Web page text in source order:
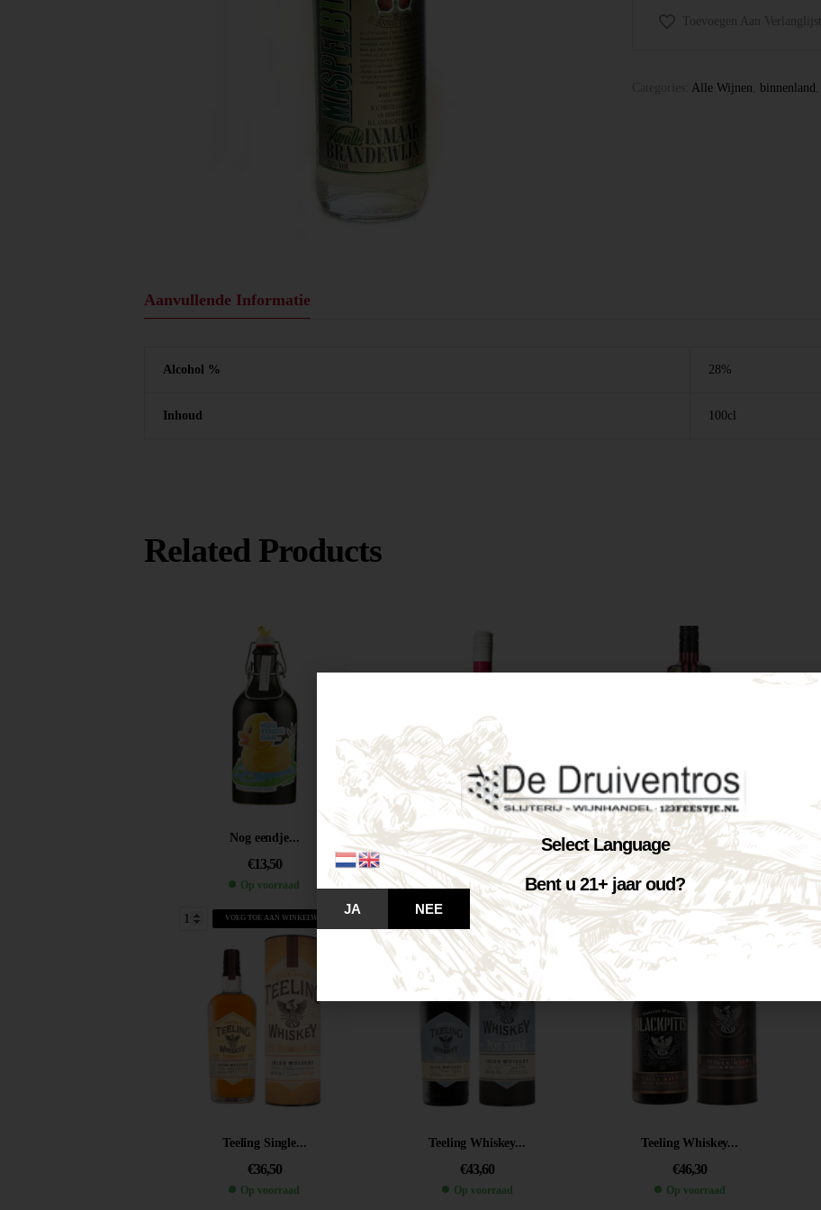
Toevoegen Aan Verlanglijst
Alle Wijnen binnenland
Aanvullende Informatie
Alcohol % 28%
Inhoud 100cl
Related Products
Nog eendje...
€13,50
Op voorraad
VOEG TOE AAN WINKELWAGEN
Tompoesje 70cl
€13,99
Op voorraad
VOEG TOE AAN WINKELWAGEN
Engels Dropje...
€14,40
Op voorraad
VOEG TOE AAN WINKELWAGEN
Teeling Single...
€36,50
Op voorraad
Teeling Whiskey...
€43,60
Op voorraad
Teeling Whiskey...
€46,30
Op voorraad
Select Language
Bent u 21+ jaar oud?
JA NEE